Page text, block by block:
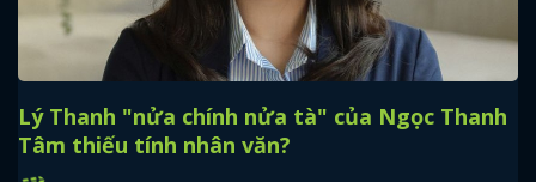
Lý Thanh "nửa chính nửa tà" của Ngọc Thanh
Tâm thiếu tính nhân văn?